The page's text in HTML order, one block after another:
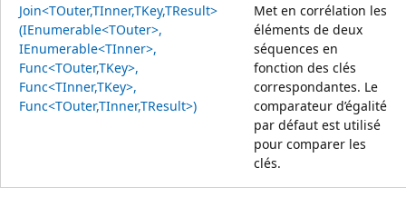
Join<TOuter,TInner,TKey,TResult>
(IEnumerable<TOuter>,
IEnumerable<TInner>,
Func<TOuter,TKey>,
Func<TInner,TKey>,
Func<TOuter,TInner,TResult>)
Met en corrélation les
éléments de deux
séquences en
fonction des clés
correspondantes. Le
comparateur d’égalité
par défaut est utilisé
pour comparer les
clés.